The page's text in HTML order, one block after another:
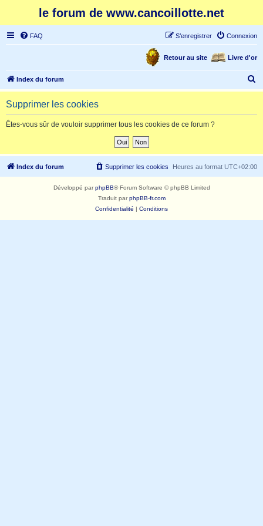
le forum de www.cancoillotte.net
FAQ Connexion
S’enregistrer
Livre d'or
Retour au site
Index du forum
e
h
Supprimer les cookies
Êtes-vous sûr de vouloir supprimer tous les cookies de ce forum ?
Index du forum Heures au format UTC+02:00
Supprimer les cookies
Développé parphpBB® Forum Software © phpBB Limited
Traduit parphpBB-fr.com
Confidentialité | Conditions